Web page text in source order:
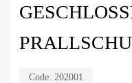
Code: 202001